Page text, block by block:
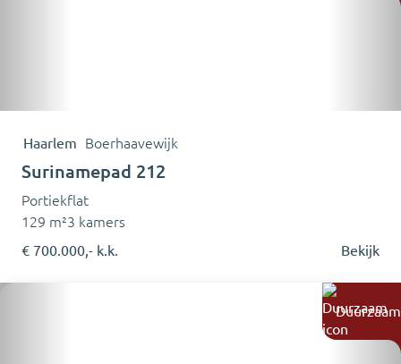
Haarlem Boerhaavewijk
Surinamepad 212
Portiekflat
129 m²3 kamers
€ 700.000,- k.k.
Bekijk
Duurzaam